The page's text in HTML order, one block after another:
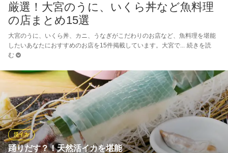
厳選！大宮のうに、いくら丼など魚料理
の店まとめ15選
大宮のうに、いくら丼、カニ、うなぎがこだわりのお店など、魚料理を堪能
したいあなたにおすすめのお店を15件掲載しています。大宮で
続きを読
む
踊りだす？！天然活イカを堪能
活イカ